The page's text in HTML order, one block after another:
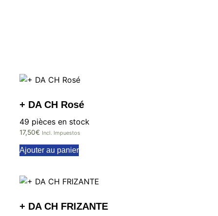
+ DA CH Rosé
49 pièces en stock
17,50€ Incl. Impuestos
Ajouter au panier
+ DA CH FRIZANTE